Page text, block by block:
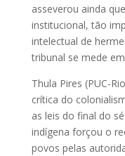
asseverou ainda
institucional, tão
intelectual de
tribunal se mede
Thula Pires (PUC-
crítica do
as leis do final do
indígena forçou o
povos pelas